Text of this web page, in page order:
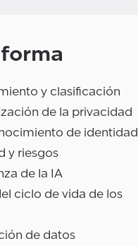
y clasificación
de la privacidad
de identidad
y riesgos
de la IA
ciclo de vida de los
de datos